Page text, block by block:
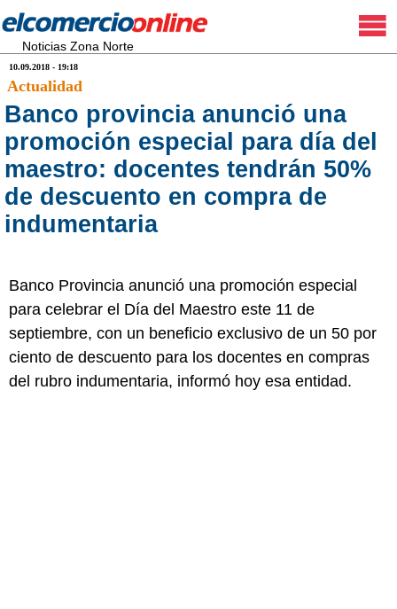
Noticias Zona Norte
10.09.2018 - 19:18
Actualidad
Banco provincia anunció una
promoción especial para día del
maestro: docentes tendrán 50%
de descuento en compra de
indumentaria
Banco Provincia anunció una promoción especial
para celebrar el Día del Maestro este 11 de
septiembre, con un beneficio exclusivo de un 50 por
ciento de descuento para los docentes en compras
del rubro indumentaria, informó hoy esa entidad.